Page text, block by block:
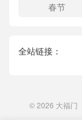
春节
全站链接：
© 2026 大福门